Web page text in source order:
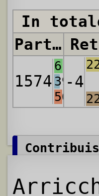
In
Partite
1574
611
394
569
-4